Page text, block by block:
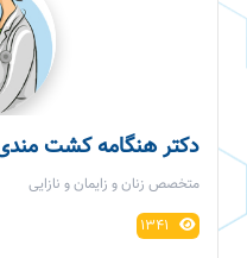
دکتر هنگامه کشت
متخصص زنان و زایمان و نازایی